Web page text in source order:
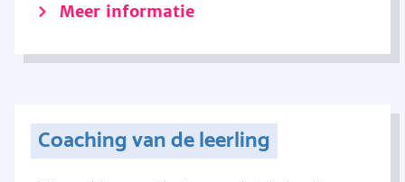
Meer informatie
Coaching van de leerling